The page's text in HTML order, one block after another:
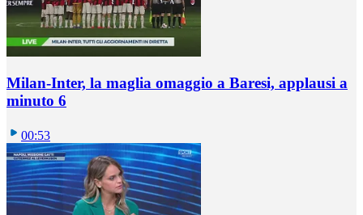
Milan-Inter, la maglia omaggio a Baresi, applausi a
minuto 6
00:53